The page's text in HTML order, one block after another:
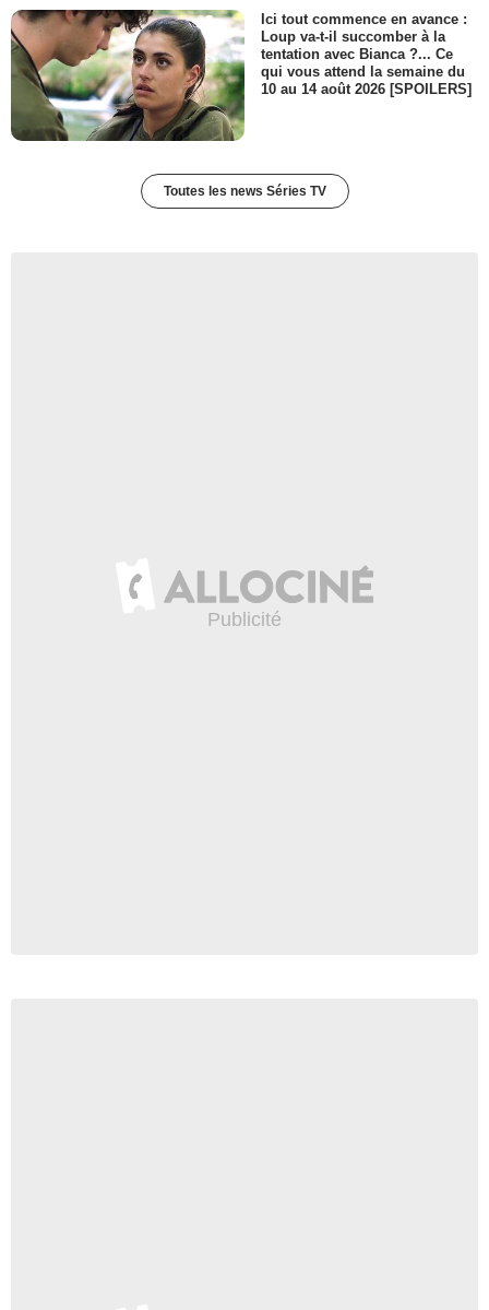
Ici tout commence en avance :
Loup va-t-il succomber à la
tentation avec Bianca ?... Ce
qui vous attend la semaine du
10 au 14 août 2026 [SPOILERS]
Toutes les news Séries TV